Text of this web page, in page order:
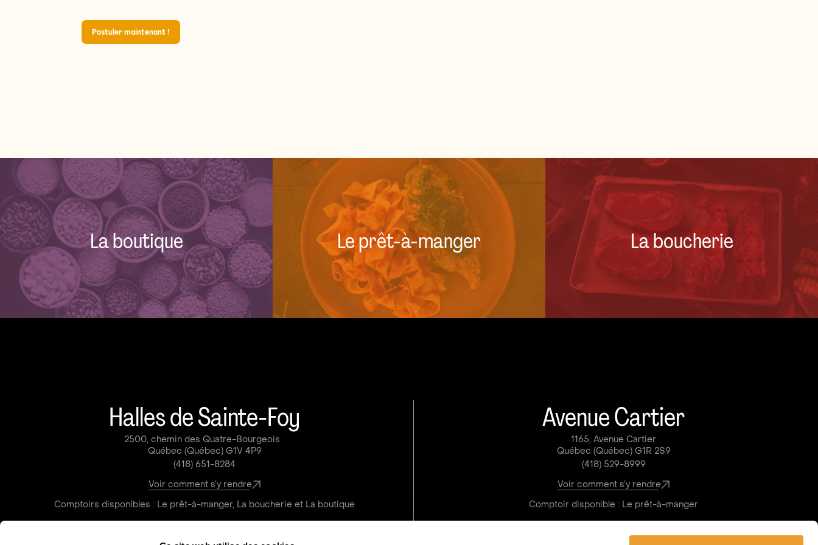
Postuler maintenant !
La boutique Le prêt-à-manger La boucherie
Halles de Sainte-Foy
2500, chemin des Quatre-Bourgeois
Québec (Québec) G1V 4P9
(418) 651-8284
Voir comment s’y rendre
Comptoirs disponibles : Le prêt-à-manger, La boucherie et La boutique
Avenue Cartier
1165, Avenue Cartier
Québec (Québec) G1R 2S9
(418) 529-8999
Voir comment s’y rendre
Comptoir disponible : Le prêt-à-manger